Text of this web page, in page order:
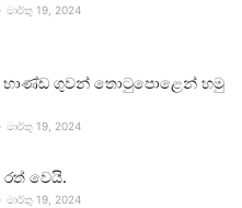
මාර්තු 19, 2024
භාණ්ඩ ගුවන් තොටුපොළෙන් හමු
මාර්තු 19, 2024
වෙයි.
මාර්තු 19, 2024